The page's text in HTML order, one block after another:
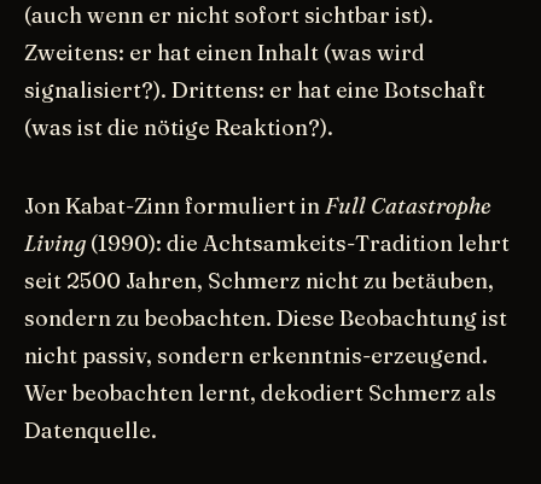
(auch wenn er nicht sofort sichtbar ist).
Zweitens: er hat einen Inhalt (was wird
signalisiert?). Drittens: er hat eine Botschaft
(was ist die nötige Reaktion?).
Jon Kabat-Zinn formuliert inFull Catastrophe
Living (1990): die Achtsamkeits-Tradition lehrt
seit 2500 Jahren, Schmerz nicht zu betäuben,
sondern zu beobachten. Diese Beobachtung ist
nicht passiv, sondern erkenntnis-erzeugend.
Wer beobachten lernt, dekodiert Schmerz als
Datenquelle.